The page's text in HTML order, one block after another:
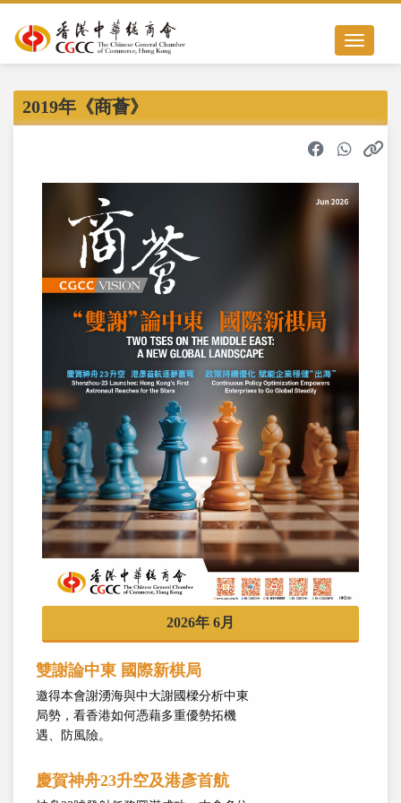
Toggle
2019年《商薈》
2026年 6月
雙謝論中東 國際新棋局
邀得本會謝湧海與中大謝國樑分析中東
局勢，看香港如何憑藉多重優勢拓機
遇、防風險。
慶賀神舟23升空及港彥首航